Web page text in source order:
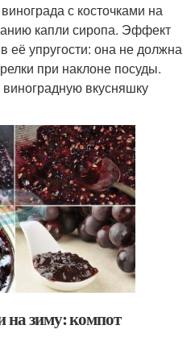
с косточками на
капли сиропа. Эффект
её упругости: она не должна
при наклоне посуды.
вкусняшку
на зиму: компот